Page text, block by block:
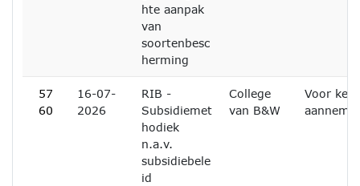
hte aanpak
van
soortenbesc
herming
57
60
16-07-
2026
RIB -
Subsidiemet
hodiek
n.a.v.
subsidiebele
id
College
van B&W
Voor